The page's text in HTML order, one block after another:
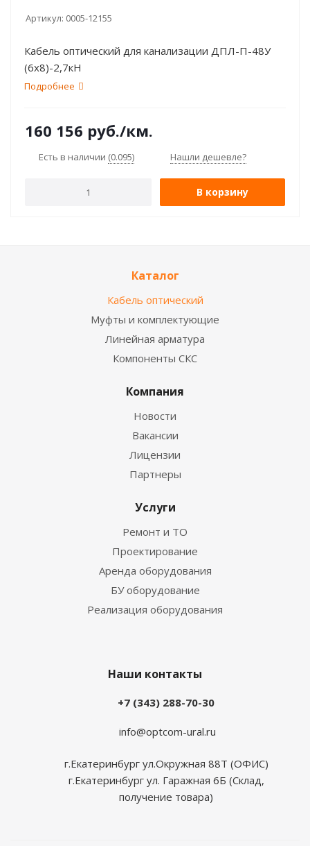
Артикул: 0005-12155
Кабель оптический для канализации ДПЛ-П-48У
(6х8)-2,7кН
Подробнее
160 156 руб./км.
Есть в наличии (0.095) Нашли дешевле?
В корзину
Каталог
Кабель оптический
Муфты и комплектующие
Линейная арматура
Компоненты СКС
Компания
Новости
Вакансии
Лицензии
Партнеры
Услуги
Ремонт и ТО
Проектирование
Аренда оборудования
БУ оборудование
Реализация оборудования
Наши контакты
+7 (343) 288-70-30
info@optcom-ural.ru
г.Екатеринбург ул.Окружная 88Т (ОФИС)
г.Екатеринбург ул. Гаражная 6Б (Склад,
получение товара)